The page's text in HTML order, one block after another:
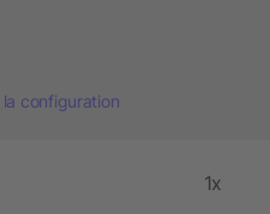
la configuration
1x